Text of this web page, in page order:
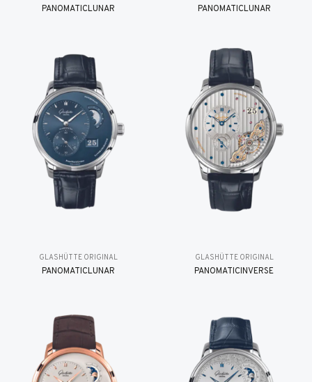
PANOMATICLUNAR PANOMATICLUNAR
GLASHÜTTE ORIGINAL
PANOMATICLUNAR
GLASHÜTTE ORIGINAL
PANOMATICINVERSE